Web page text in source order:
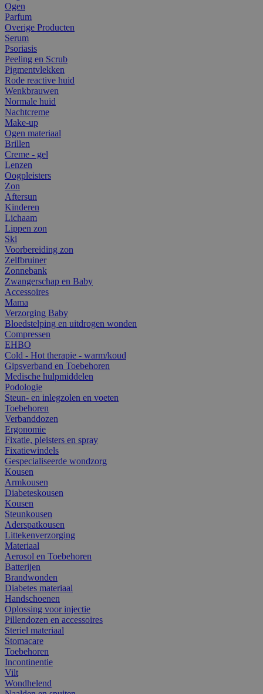
Ogen
Parfum
Overige Producten
Serum
Psoriasis
Peeling en Scrub
Pigmentvlekken
Rode reactive huid
Wenkbrauwen
Normale huid
Nachtcreme
Make-up
Ogen materiaal
Brillen
Creme - gel
Lenzen
Oogpleisters
Zon
Aftersun
Kinderen
Lichaam
Lippen zon
Ski
Voorbereiding zon
Zelfbruiner
Zonnebank
Zwangerschap en Baby
Accessoires
Mama
Verzorging Baby
Bloedstelping en uitdrogen wonden
Compressen
EHBO
Cold - Hot therapie - warm/koud
Gipsverband en Toebehoren
Medische hulpmiddelen
Podologie
Steun- en inlegzolen en voeten
Toebehoren
Verbanddozen
Ergonomie
Fixatie, pleisters en spray
Fixatiewindels
Gespecialiseerde wondzorg
Kousen
Armkousen
Diabeteskousen
Kousen
Steunkousen
Aderspatkousen
Littekenverzorging
Materiaal
Aerosol en Toebehoren
Batterijen
Brandwonden
Diabetes materiaal
Handschoenen
Oplossing voor injectie
Pillendozen en accessoires
Steriel materiaal
Stomacare
Toebehoren
Incontinentie
Vilt
Wondhelend